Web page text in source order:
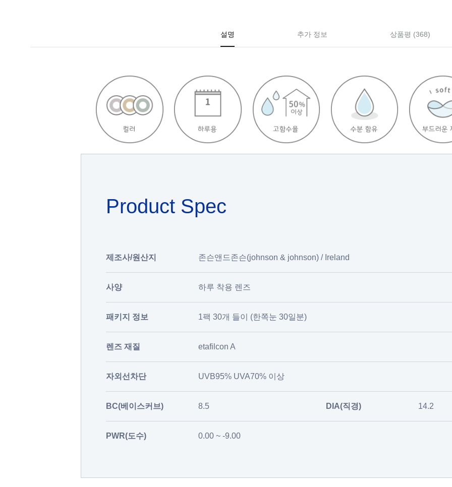
설명 추가 정보 상품평 (368)
Product Spec
제조사/원산지 존슨앤드존슨(johnson & johnson) / Ireland
사양 하루 착용 렌즈
패키지 정보 1팩 30개 들이 (한쪽눈 30일분)
렌즈 재질 etafilcon A
자외선차단 UVB95% UVA70% 이상
BC(베이스커브) 8.5 DIA(직경) 14.2
PWR(도수) 0.00 ~ -9.00